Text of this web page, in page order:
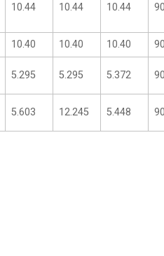
10.44 10.44 10.44
10.40 10.40 10.40
5.295 5.295 5.372
5.603 12.245 5.448